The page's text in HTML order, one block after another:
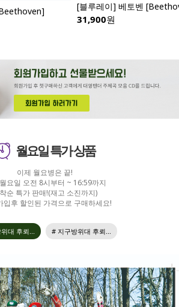
[블루레이] 베토벤 [Beethoven]
31,900원
월요일 특가 상품
이제 월요병은 끝!
요일 오전 8시부터 ~ 16:59까지
순 특가 판매!(재고 소진까지)
입후 할인된 가격으로 구매하세요!
대 후뢰... # 지구방위대 후뢰...